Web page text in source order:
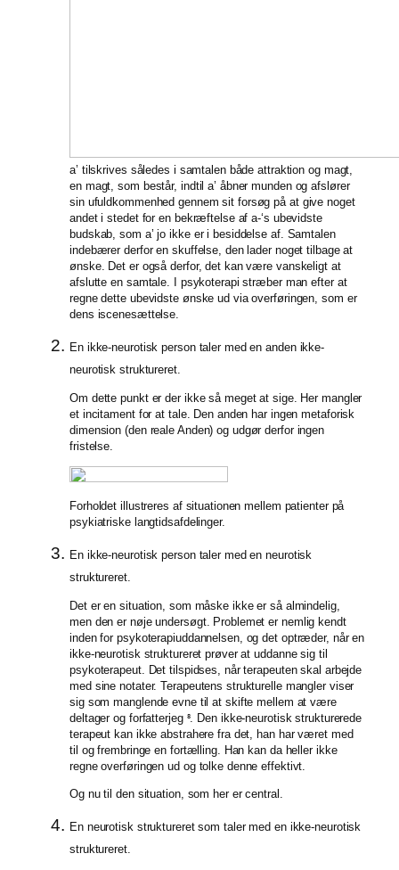
a’ tilskrives således i samtalen både attraktion og magt,
en magt, som består, indtil a’ åbner munden og afslører
sin ufuldkommenhed gennem sit forsøg på at give noget
andet i stedet for en bekræftelse af a-‘s ubevidste
budskab, som a’ jo ikke er i besiddelse af. Samtalen
indebærer derfor en skuffelse, den lader noget tilbage at
ønske. Det er også derfor, det kan være vanskeligt at
afslutte en samtale. I psykoterapi stræber man efter at
regne dette ubevidste ønske ud via overføringen, som er
dens iscenesættelse.
En ikke-neurotisk person taler med en anden ikke-
neurotisk struktureret.
Om dette punkt er der ikke så meget at sige. Her mangler
et incitament for at tale. Den anden har ingen metaforisk
dimension (den reale Anden) og udgør derfor ingen
fristelse.
Forholdet illustreres af situationen mellem patienter på
psykiatriske langtidsafdelinger.
En ikke-neurotisk person taler med en neurotisk
struktureret.
Det er en situation, som måske ikke er så almindelig,
men den er nøje undersøgt. Problemet er nemlig kendt
inden for psykoterapiuddannelsen, og det optræder, når en
ikke-neurotisk struktureret prøver at uddanne sig til
psykoterapeut. Det tilspidses, når terapeuten skal arbejde
med sine notater. Terapeutens strukturelle mangler viser
sig som manglende evne til at skifte mellem at være
deltager og forfatterjeg8. Den ikke-neurotisk strukturerede
terapeut kan ikke abstrahere fra det, han har været med
til og frembringe en fortælling. Han kan da heller ikke
regne overføringen ud og tolke denne effektivt.
Og nu til den situation, som her er central.
En neurotisk struktureret som taler med en ikke-neurotisk
struktureret.